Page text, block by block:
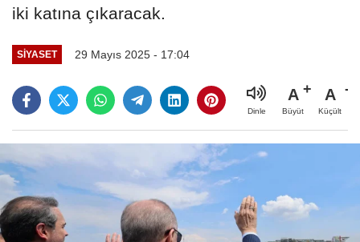
iki katına çıkaracak.
SIYASET 29 Mayıs 2025 - 17:04
Dinle
A
Büyüt
A
Küçült